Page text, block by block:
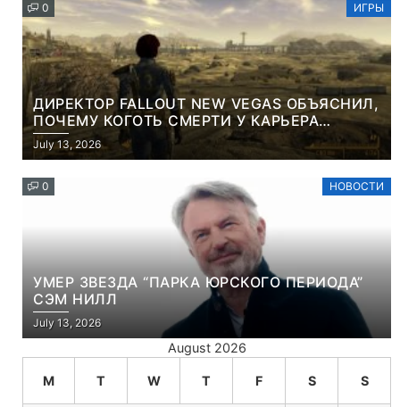
0 ИГРЫ
ДИРЕКТОР FALLOUT NEW VEGAS ОБЪЯСНИЛ,
ПОЧЕМУ КОГОТЬ СМЕРТИ У КАРЬЕРА
НАМЕРЕННО СНОСИТ ВАМ ГОЛОВУ
July 13, 2026
0 НОВОСТИ
УМЕР ЗВЕЗДА “ПАРКА ЮРСКОГО ПЕРИОДА”
СЭМ НИЛЛ
July 13, 2026
August 2026
M T W T F S S